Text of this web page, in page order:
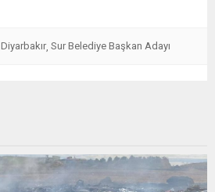
Diyarbakır Sur Belediye Başkan Adayı